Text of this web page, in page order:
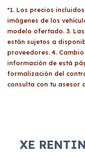
*1. Los precios
imágenes de los
modelo ofertado. 3.
están sujetos a
proveedores. 4.
información de está
formalización del
consulta con tu asesor
XE